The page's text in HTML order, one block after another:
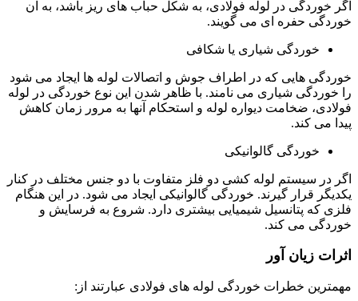
اگر خوردگی در لوله فولادی، به شکل حباب های ریز باشد، به آن
خوردگی حفره ای می گویند.
خوردگی شیاری یا شکافی
خوردگی هایی که در اطراف جوش و اتصالات لوله ها ایجاد می شود
را خوردگی شیاری می نامند. با ظاهر شدن این نوع خوردگی در لوله
فولادی، ضخامت دیواره لوله و استحکام آنها به مرور زمان کاهش
پیدا می کند.
خوردگی گالوانیکی
اگر در سیستم لوله کشی دو فلز متفاوت با دو جنس مختلف در کنار
یکدیگر قرار گیرند. خوردگی گالوانیکی ایجاد می شود. در این هنگام
فلزی که پتانسیل شیمیایی بیشتری دارد. شروع به فرسایش و
خوردگی می کند.
اثرات زیان آور
مهمترین خطرات خوردگی لوله های فولادی عبارتند از: